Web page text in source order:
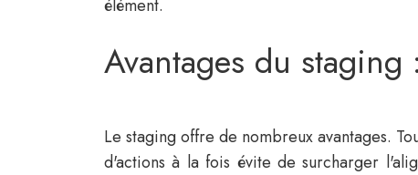
élément.
Avantages du
Le staging offre de nombreux avantages.
d'actions à la fois évite de surcharger